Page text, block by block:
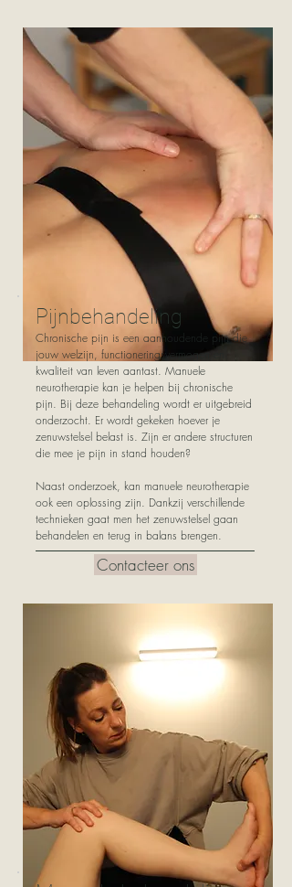
Pijnbehandeling
Chronische pijn is een aanhoudende pijn die
jouw welzijn, functioneringsvermogen en
kwaliteit van leven aantast. Manuele
neurotherapie kan je helpen bij chronische
pijn. Bij deze behandeling wordt er uitgebreid
onderzocht. Er wordt gekeken hoever je
zenuwstelsel belast is. Zijn er andere structuren
die mee je pijn in stand houden?
Naast onderzoek, kan manuele neurotherapie
ook een oplossing zijn. Dankzij verschillende
technieken gaat men het zenuwstelsel gaan
behandelen en terug in balans brengen.
Contacteer ons